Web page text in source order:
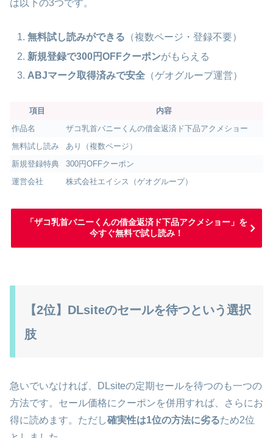
は以下の3つです。
無料試し読みができる （複数ページ・登録不要）
新規登録で300円OFFクーポンがもらえる
ABJマーク取得済みで安全 （ゲオグループ運営）
項目
内容
作品名
ザコ乳首バニーくんの借金返済ド下品アクメショー
無料試し読み
あり（複数ページ）
新規登録特典
300円OFFクーポン
運営会社
株式会社エイシス（ゲオグループ）
「ザコ乳首バニーくんの借金返済ド下品アクメショー」を
今すぐ無料で試し読み！
【2位】DLsiteのセールを待つという選択
肢
急いでいなければ、DLsiteの定期セールを待つのも一つの
方法です。セール価格にクーポンを併用すれば、さらにお
得に読めます。ただし確実性は1位の方法に劣るため2位